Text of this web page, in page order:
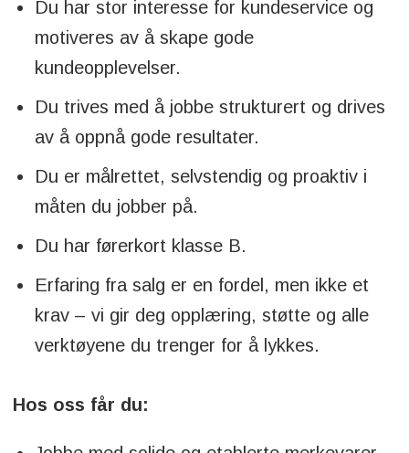
Du har stor interesse for kundeservice og
motiveres av å skape gode
kundeopplevelser.
Du trives med å jobbe strukturert og drives
av å oppnå gode resultater.
Du er målrettet, selvstendig og proaktiv i
måten du jobber på.
Du har førerkort klasse B.
Erfaring fra salg er en fordel, men ikke et
krav – vi gir deg opplæring, støtte og alle
verktøyene du trenger for å lykkes.
Hos oss får du: